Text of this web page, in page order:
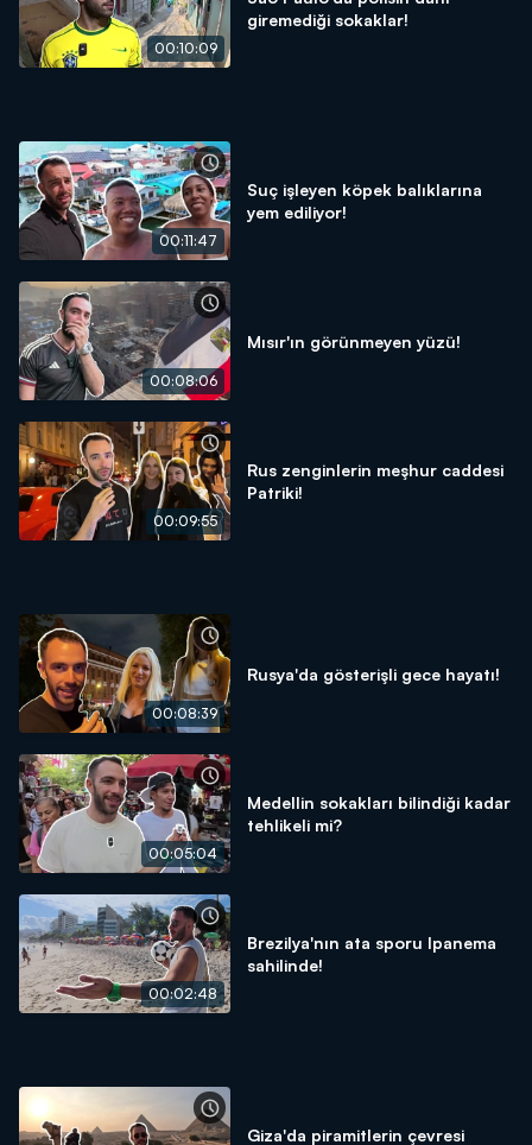
00:10:09
giremediği sokaklar!
00:11:47
Suç işleyen köpek balıklarına
yem ediliyor!
00:08:06
Mısır'ın görünmeyen yüzü!
00:09:55
Rus zenginlerin meşhur caddesi
Patriki!
00:08:39
Rusya'da gösterişli gece hayatı!
00:05:04
Medellin sokakları bilindiği kadar
tehlikeli mi?
00:02:48
Brezilya'nın ata sporu Ipanema
sahilinde!
Giza'da piramitlerin çevresi